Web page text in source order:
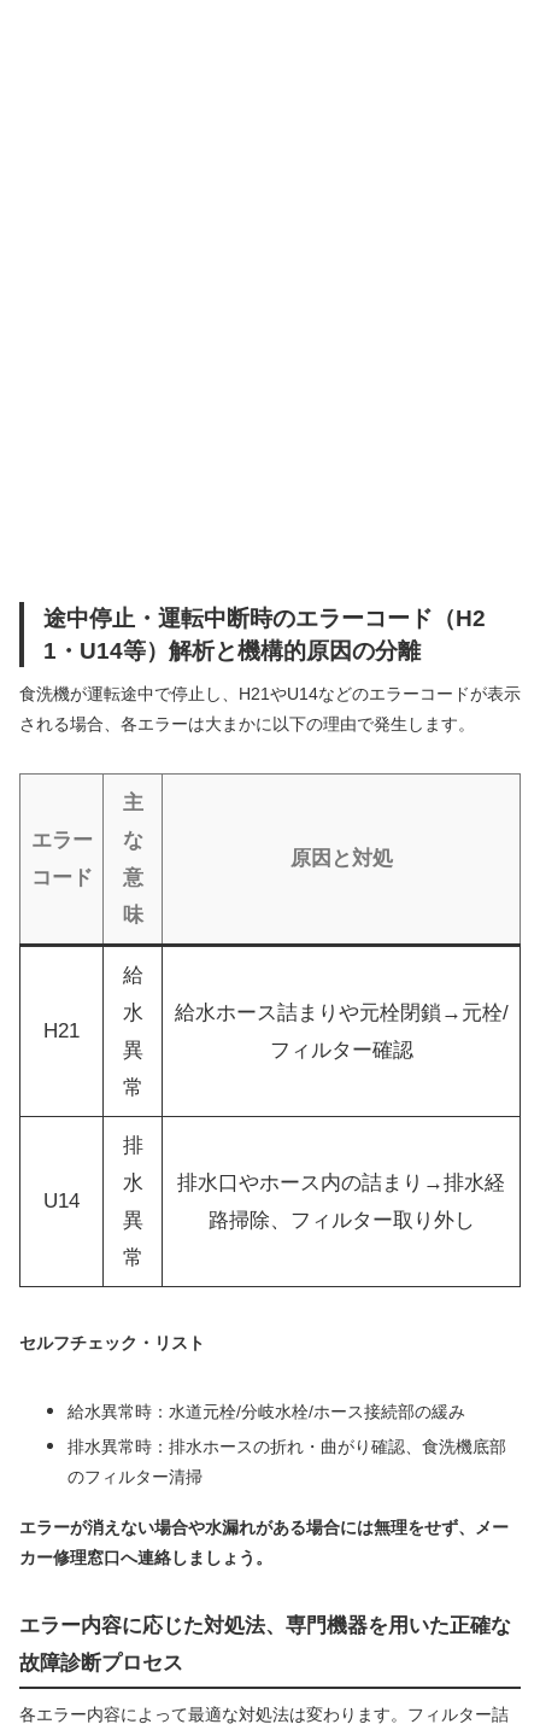
途中停止・運転中断時のエラーコード（H2
1・U14等）解析と機構的原因の分離
食洗機が運転途中で停止し、H21やU14などのエラーコードが表示
される場合、各エラーは大まかに以下の理由で発生します。
エラー
コード
主
な
意
味
原因と対処
H21
給
水
異
常
給水ホース詰まりや元栓閉鎖→元栓/
フィルター確認
U14
排
水
異
常
排水口やホース内の詰まり→排水経
路掃除、フィルター取り外し
セルフチェック・リスト
給水異常時：水道元栓/分岐水栓/ホース接続部の緩み
排水異常時：排水ホースの折れ・曲がり確認、食洗機底部
のフィルター清掃
エラーが消えない場合や水漏れがある場合には無理をせず、メー
カー修理窓口へ連絡しましょう。
エラー内容に応じた対処法、専門機器を用いた正確な
故障診断プロセス
各エラー内容によって最適な対処法は変わります。フィルター詰